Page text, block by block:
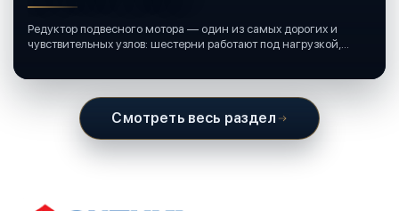
Редуктор подвесного мотора — один из самых дорогих и
чувствительных узлов: шестерни работают под нагрузкой,
Смотреть весь раздел